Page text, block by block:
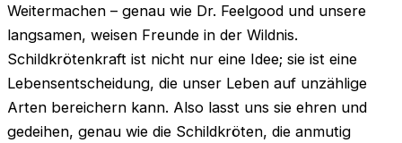
Weitermachen – genau wie Dr. Feelgood und unsere
langsamen, weisen Freunde in der Wildnis.
Schildkrötenkraft ist nicht nur eine Idee; sie ist eine
Lebensentscheidung, die unser Leben auf unzählige
Arten bereichern kann. Also lasst uns sie ehren und
gedeihen, genau wie die Schildkröten, die anmutig